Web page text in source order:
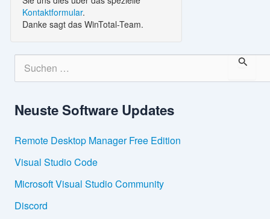
Kontaktformular.
Danke sagt das WinTotal-Team.
c
e
a
c
h
:
Neuste Software Updates
Remote Desktop Manager Free Edition
Visual Studio Code
Microsoft Visual Studio Community
Discord